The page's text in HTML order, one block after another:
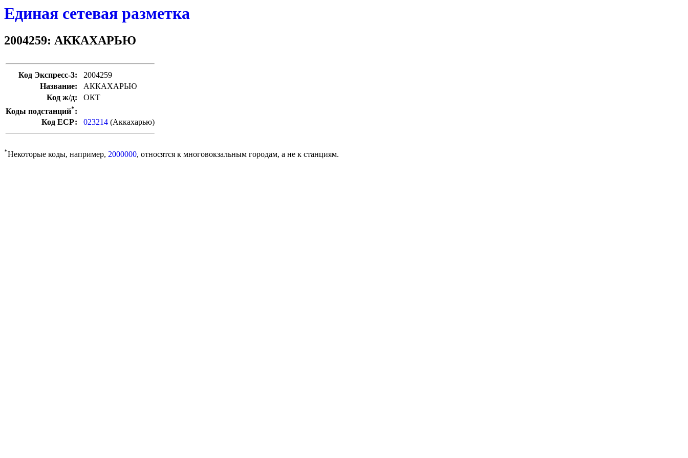
Единая сетевая разметка
2004259: АККАХАРЬЮ
Код Экспресс-3:
2004259
Название:
АККАХАРЬЮ
Код ж/д:
ОКТ
Коды подстанций*:
Код ЕСР:
023214 (Аккахарью)
*Некоторые коды, например, 2000000, относятся к многовокзальным городам, а не к станциям.